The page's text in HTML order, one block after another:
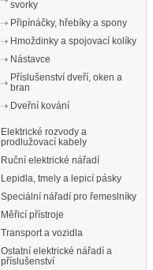
svorky
Připínáčky, hřebíky a spony
Hmoždinky a spojovací kolíky
Nástavce
Příslušenství dveří, oken a
bran
Dveřní kování
Elektrické rozvody a
prodlužovací kabely
Ruční elektrické nářadí
Lepidla, tmely a lepicí pásky
Speciální nářadí pro řemeslníky
Měřicí přístroje
Transport a vozidla
Ostatní elektrické nářadí a
příslušenství